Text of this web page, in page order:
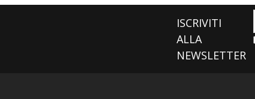
ISCRIVITI
ALLA
NEWSLETTER